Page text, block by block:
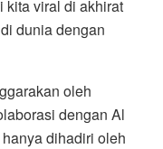
kita viral di akhirat
dunia dengan
oleh
dengan Al
dihadiri oleh